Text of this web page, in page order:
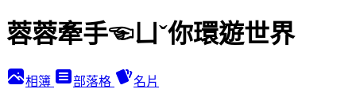
蓉蓉牽手☜ㄩˇ你環遊世界
相簿 部落格 名片